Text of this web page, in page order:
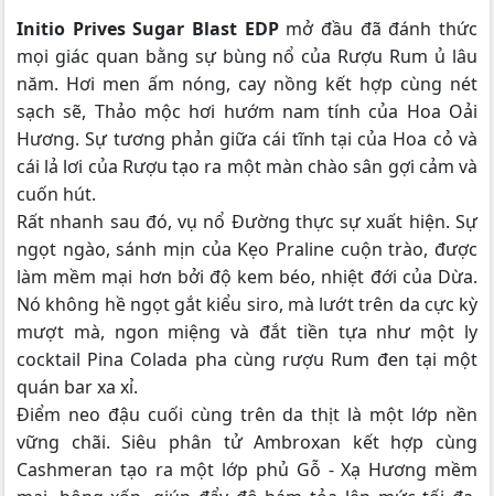
Initio Prives Sugar Blast EDP mở đầu đã đánh thức
mọi giác quan bằng sự bùng nổ của Rượu Rum ủ lâu
năm. Hơi men ấm nóng, cay nồng kết hợp cùng nét
sạch sẽ, Thảo mộc hơi hướm nam tính của Hoa Oải
Hương. Sự tương phản giữa cái tĩnh tại của Hoa cỏ và
cái lả lơi của Rượu tạo ra một màn chào sân gợi cảm và
cuốn hút.
Rất nhanh sau đó, vụ nổ Đường thực sự xuất hiện. Sự
ngọt ngào, sánh mịn của Kẹo Praline cuộn trào, được
làm mềm mại hơn bởi độ kem béo, nhiệt đới của Dừa.
Nó không hề ngọt gắt kiểu siro, mà lướt trên da cực kỳ
mượt mà, ngon miệng và đắt tiền tựa như một ly
cocktail Pina Colada pha cùng rượu Rum đen tại một
quán bar xa xỉ.
Điểm neo đậu cuối cùng trên da thịt là một lớp nền
vững chãi. Siêu phân tử Ambroxan kết hợp cùng
Cashmeran tạo ra một lớp phủ Gỗ - Xạ Hương mềm